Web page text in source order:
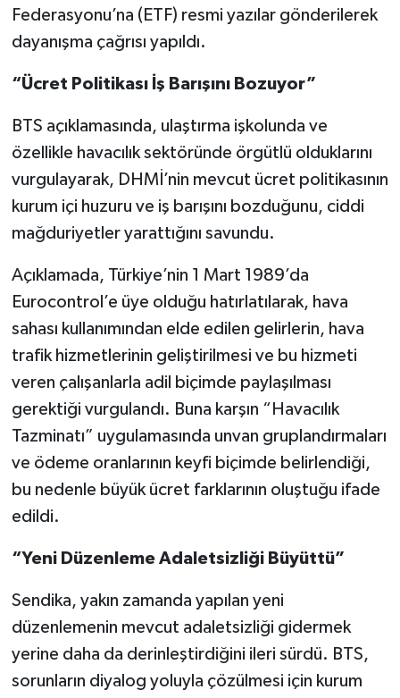
Federasyonu’na (ETF) resmi yazılar gönderilerek
dayanışma çağrısı yapıldı.
“Ücret Politikası İş Barışını Bozuyor”
BTS açıklamasında, ulaştırma işkolunda ve
özellikle havacılık sektöründe örgütlü olduklarını
vurgulayarak, DHMİ’nin mevcut ücret politikasının
kurum içi huzuru ve iş barışını bozduğunu, ciddi
mağduriyetler yarattığını savundu.
Açıklamada, Türkiye’nin 1 Mart 1989’da
Eurocontrol’e üye olduğu hatırlatılarak, hava
sahası kullanımından elde edilen gelirlerin, hava
trafik hizmetlerinin geliştirilmesi ve bu hizmeti
veren çalışanlarla adil biçimde paylaşılması
gerektiği vurgulandı. Buna karşın “Havacılık
Tazminatı” uygulamasında unvan gruplandırmaları
ve ödeme oranlarının keyfi biçimde belirlendiği,
bu nedenle büyük ücret farklarının oluştuğu ifade
edildi.
“Yeni Düzenleme Adaletsizliği Büyüttü”
Sendika, yakın zamanda yapılan yeni
düzenlemenin mevcut adaletsizliği gidermek
yerine daha da derinleştirdiğini ileri sürdü. BTS,
sorunların diyalog yoluyla çözülmesi için kurum